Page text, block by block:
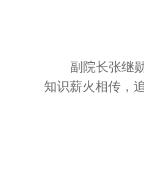
副院长张继
知识薪火相传，